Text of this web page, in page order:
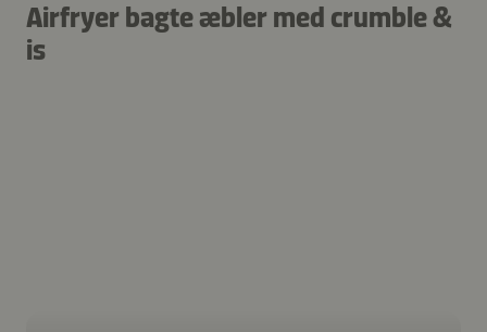
Airfryer bagte æbler med crumble &
is